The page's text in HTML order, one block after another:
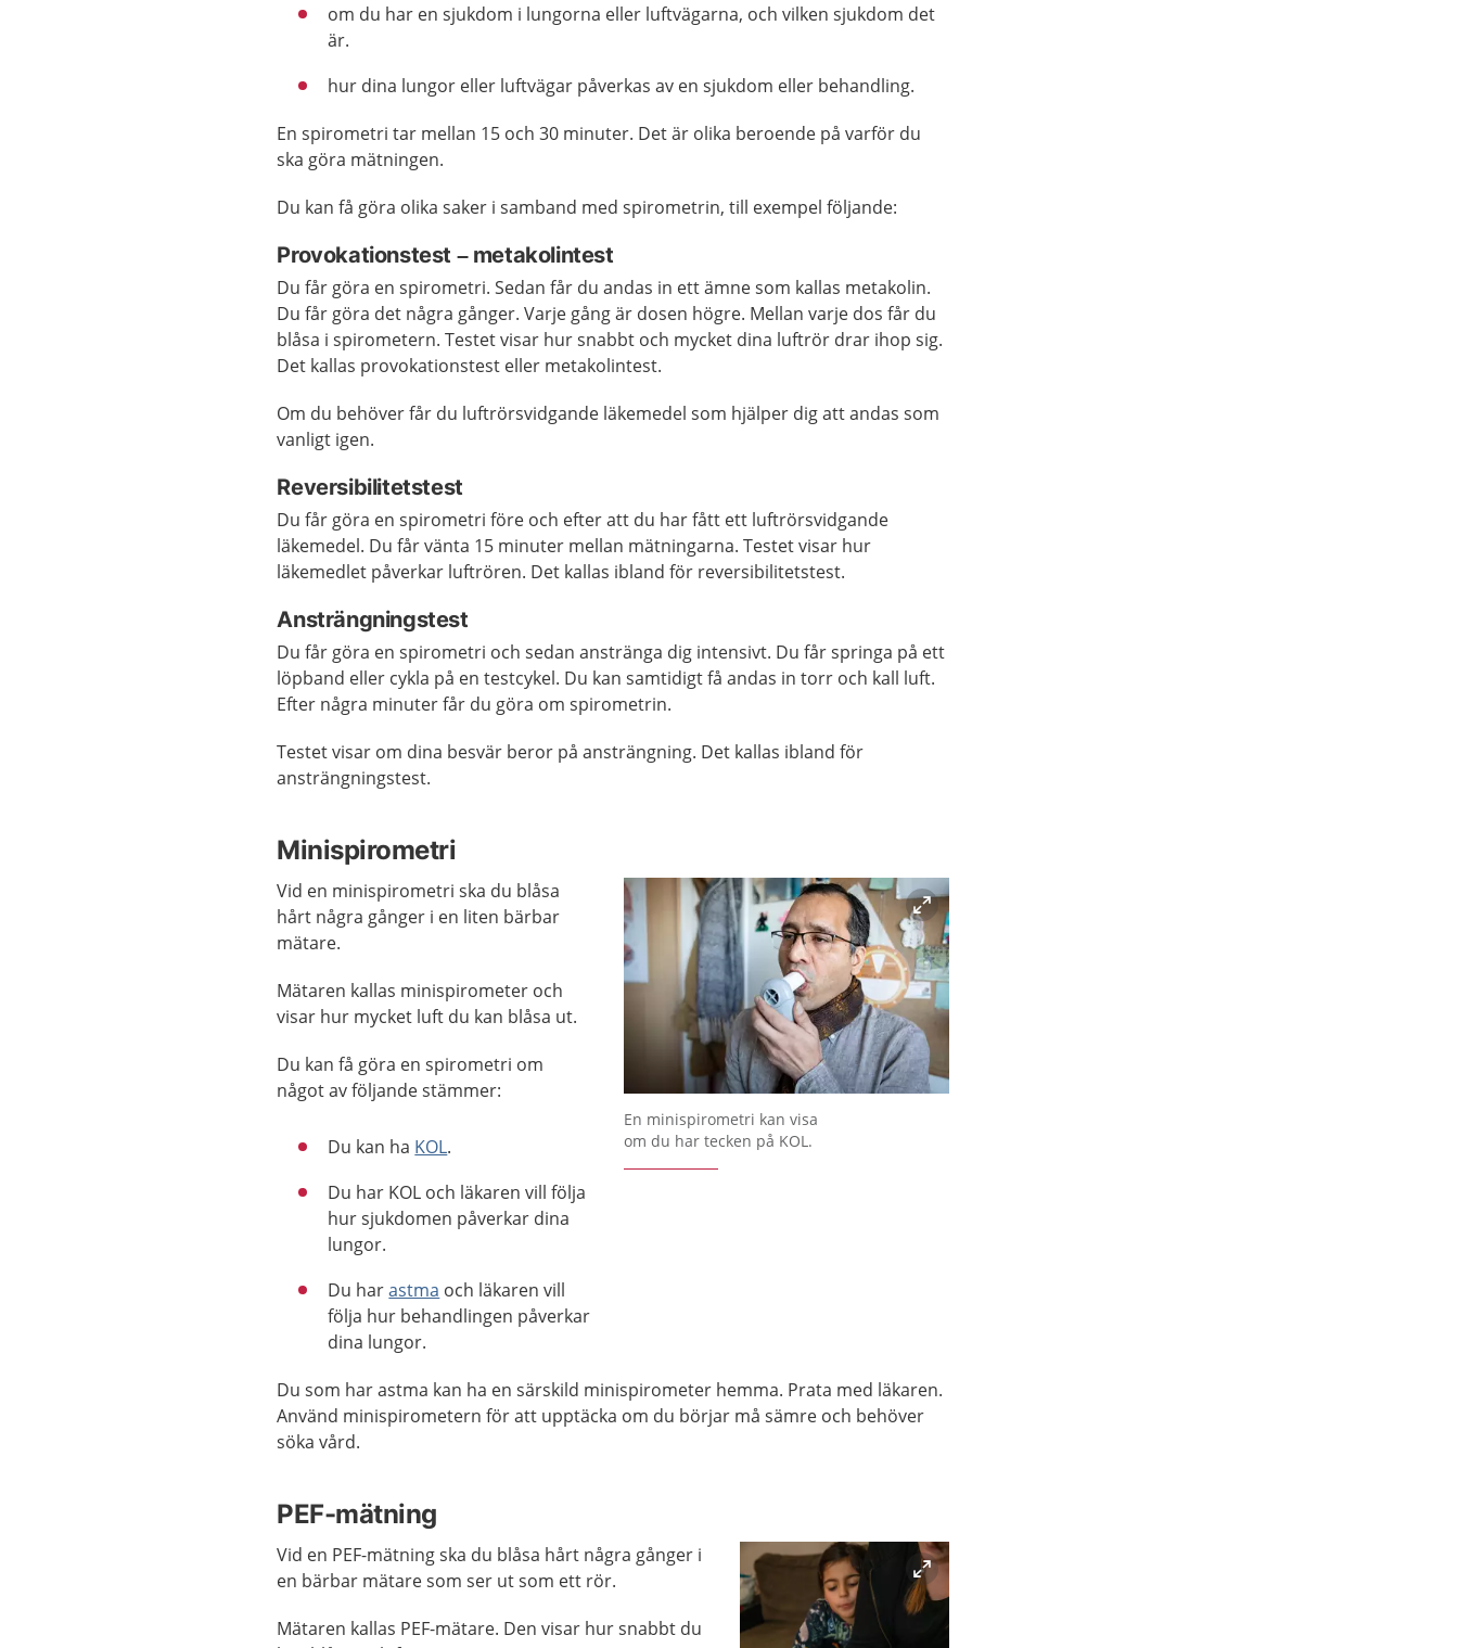
om du har en sjukdom i lungorna eller luftvägarna, och vilken sjukdom det
är.
hur dina lungor eller luftvägar påverkas av en sjukdom eller behandling.
En spirometri tar mellan 15 och 30 minuter. Det är olika beroende på varför du
ska göra mätningen.
Du kan få göra olika saker i samband med spirometrin, till exempel följande:
Provokationstest – metakolintest
Du får göra en spirometri. Sedan får du andas in ett ämne som kallas metakolin.
Du får göra det några gånger. Varje gång är dosen högre. Mellan varje dos får du
blåsa i spirometern. Testet visar hur snabbt och mycket dina luftrör drar ihop sig.
Det kallas provokationstest eller metakolintest.
Om du behöver får du luftrörsvidgande läkemedel som hjälper dig att andas som
vanligt igen.
Reversibilitetstest
Du får göra en spirometri före och efter att du har fått ett luftrörsvidgande
läkemedel. Du får vänta 15 minuter mellan mätningarna. Testet visar hur
läkemedlet påverkar luftrören. Det kallas ibland för reversibilitetstest.
Ansträngningstest
Du får göra en spirometri och sedan anstränga dig intensivt. Du får springa på ett
löpband eller cykla på en testcykel. Du kan samtidigt få andas in torr och kall luft.
Efter några minuter får du göra om spirometrin.
Testet visar om dina besvär beror på ansträngning. Det kallas ibland för
ansträngningstest.
Minispirometri
Förstora bilden
En minispirometri kan visa
om du har tecken på KOL.
Vid en minispirometri ska du blåsa
hårt några gånger i en liten bärbar
mätare.
Mätaren kallas minispirometer och
visar hur mycket luft du kan blåsa ut.
Du kan få göra en spirometri om
något av följande stämmer:
Du kan ha KOL.
Du har KOL och läkaren vill följa
hur sjukdomen påverkar dina
lungor.
Du harastma och läkaren vill
följa hur behandlingen påverkar
dina lungor.
Du som har astma kan ha en särskild minispirometer hemma. Prata med läkaren.
Använd minispirometern för att upptäcka om du börjar må sämre och behöver
söka vård.
PEF-mätning
Vid en PEF-mätning ska du blåsa hårt några gånger i
en bärbar mätare som ser ut som ett rör.
Mätaren kallas PEF-mätare. Den visar hur snabbt du